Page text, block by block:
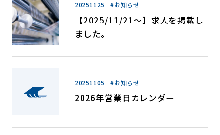
20251125 #お知らせ
【2025/11/21～】求人を掲載し
ました。
20251105 #お知らせ
2026年営業日カレンダー